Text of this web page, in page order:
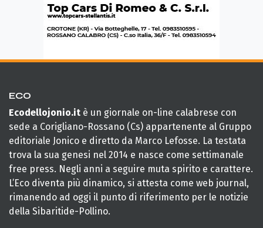
ECO
Ecodellojonio.it è un giornale on-line calabrese con
sede a Corigliano-Rossano (Cs) appartenente al Gruppo
editoriale Jonico e diretto da Marco Lefosse. La testata
trova la sua genesi nel 2014 e nasce come settimanale
free press. Negli anni a seguire muta spirito e carattere.
L’Eco diventa più dinamico, si attesta come web journal,
rimanendo ad oggi il punto di riferimento per le notizie
della Sibaritide-Pollino.